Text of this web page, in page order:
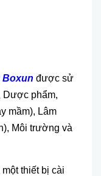
Boxun được sử
Dược phẩm,
mầm), Lâm
Môi trường và
một thiết bị cài